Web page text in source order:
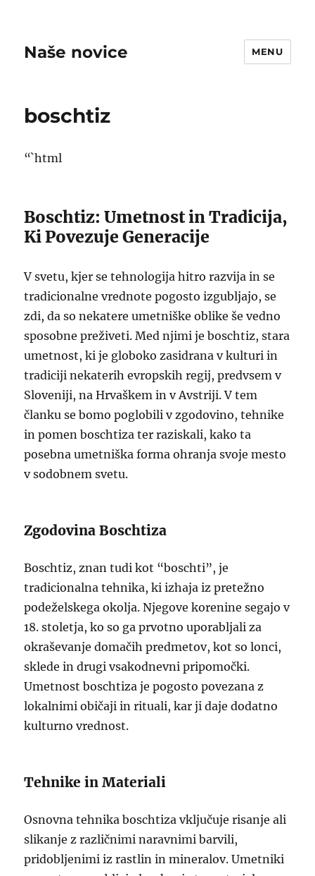
Naše novice MENU
boschtiz
“`html
Boschtiz: Umetnost in Tradicija,
Ki Povezuje Generacije
V svetu, kjer se tehnologija hitro razvija in se
tradicionalne vrednote pogosto izgubljajo, se
zdi, da so nekatere umetniške oblike še vedno
sposobne preživeti. Med njimi je boschtiz, stara
umetnost, ki je globoko zasidrana v kulturi in
tradiciji nekaterih evropskih regij, predvsem v
Sloveniji, na Hrvaškem in v Avstriji. V tem
članku se bomo poglobili v zgodovino, tehnike
in pomen boschtiza ter raziskali, kako ta
posebna umetniška forma ohranja svoje mesto
v sodobnem svetu.
Zgodovina Boschtiza
Boschtiz, znan tudi kot “boschti”, je
tradicionalna tehnika, ki izhaja iz pretežno
podeželskega okolja. Njegove korenine segajo v
18. stoletja, ko so ga prvotno uporabljali za
okraševanje domačih predmetov, kot so lonci,
sklede in drugi vsakodnevni pripomočki.
Umetnost boschtiza je pogosto povezana z
lokalnimi običaji in rituali, kar ji daje dodatno
kulturno vrednost.
Tehnike in Materiali
Osnovna tehnika boschtiza vključuje risanje ali
slikanje z različnimi naravnimi barvili,
pridobljenimi iz rastlin in mineralov. Umetniki